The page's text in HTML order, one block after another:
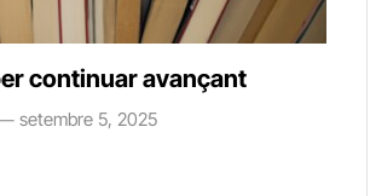
continuar avançant
setembre 5, 2025